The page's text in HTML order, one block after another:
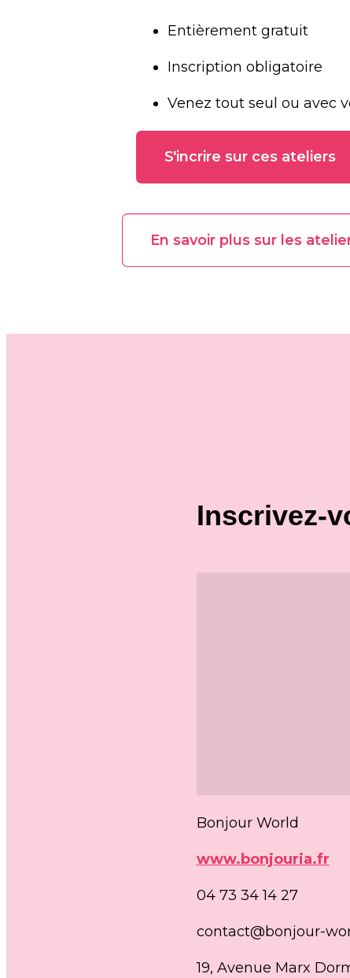
Entièrement gratuit
Inscription obligatoire
Venez tout seul ou avec
S'incrire sur ces ateliers
En savoir plus sur les
Inscrivez-
Bonjour World
www.bonjouria.fr
04 73 34 14 27
contact@bonjour-
19, Avenue Marx